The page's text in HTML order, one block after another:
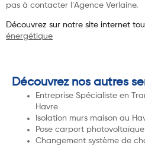
pas à contacter l’Agence Verlaine.
Découvrez sur notre site internet
énergétique
Découvrez nos autres
Entreprise Spécialiste en
Havre
Isolation murs maison au
Pose carport
Changement système de